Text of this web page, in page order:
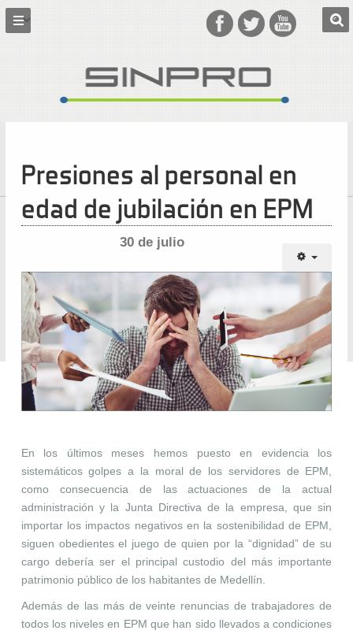
Presiones al personal en
edad de jubilación en EPM
30 de julio
En los últimos meses hemos puesto en evidencia los
sistemáticos golpes a la moral de los servidores de EPM,
como consecuencia de las actuaciones de la actual
administración y la Junta Directiva de la empresa, que sin
importar los impactos negativos en la sostenibilidad de EPM,
siguen obedientes el juego de quien por la “dignidad” de su
cargo debería ser el principal custodio del más importante
patrimonio público de los habitantes de Medellín.
Además de las más de veinte renuncias de trabajadores de
todos los niveles en EPM que han sido llevados a condiciones